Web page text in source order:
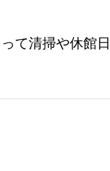
て清掃や休館